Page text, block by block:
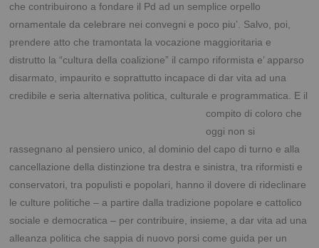
che contribuirono a fondare il Pd ad un semplice orpello
ornamentale da celebrare nei convegni e poco piu’. Salvo, poi,
prendere atto che tramontata la vocazione maggioritaria e
distrutto la “cultura della coalizione” il campo riformista e’ apparso
disarmato, impaurito e soprattutto incapace di dar vita ad una
credibile e seria alternativa politica, culturale e programmatica. E il
compito di coloro che
oggi non si
rassegnano al pensiero unico, al dominio del capo di turno e alla
cancellazione della distinzione tra destra e sinistra, tra riformisti e
conservatori, tra populisti e popolari, hanno il dovere di rideclinare
le culture politiche – a partire dalla tradizione popolare e cattolico
sociale e democratica – per contribuire, insieme, a dar vita ad una
alleanza politica che sappia di nuovo porsi come guida per un